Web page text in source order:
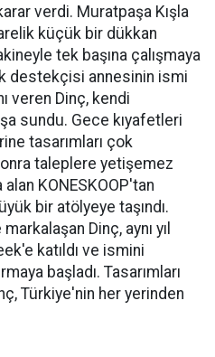
verdi. Muratpaşa Kışla
küçük bir dükkan
tek başına çalışmaya
destekçisi annesinin ismi
veren Dinç, kendi
sundu. Gece kıyafetleri
tasarımları çok
taleplere yetişemez
alan KONESKOOP'tan
bir atölyeye taşındı.
Dinç, aynı yıl
katıldı ve ismini
başladı. Tasarımları
Türkiye'nin her yerinden